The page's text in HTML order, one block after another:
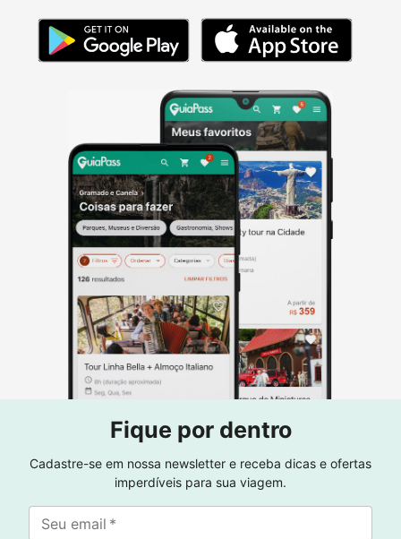
Fique por dentro
Cadastre-se em nossa newsletter e receba dicas e ofertas
imperdíveis para sua viagem.
Seu email *